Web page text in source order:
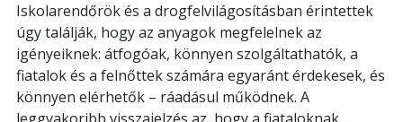
Iskolarendőrök és a drogfelvilágosításban érintettek
úgy találják, hogy az anyagok megfelelnek az
igényeiknek: átfogóak, könnyen szolgáltathatók, a
fiatalok és a felnőttek számára egyaránt érdekesek, és
könnyen elérhetők – ráadásul működnek. A